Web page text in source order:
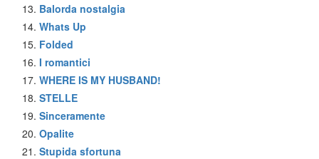
Balorda nostalgia
Whats Up
Folded
I romantici
WHERE IS MY HUSBAND!
STELLE
Sinceramente
Opalite
Stupida sfortuna